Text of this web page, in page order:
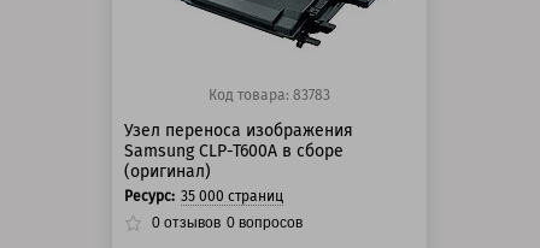
Код товара: 83783
Узел переноса изображения
Samsung CLP-T600A в сборе
(оригинал)
Ресурс: 35 000 страниц
0 отзывов 0 вопросов